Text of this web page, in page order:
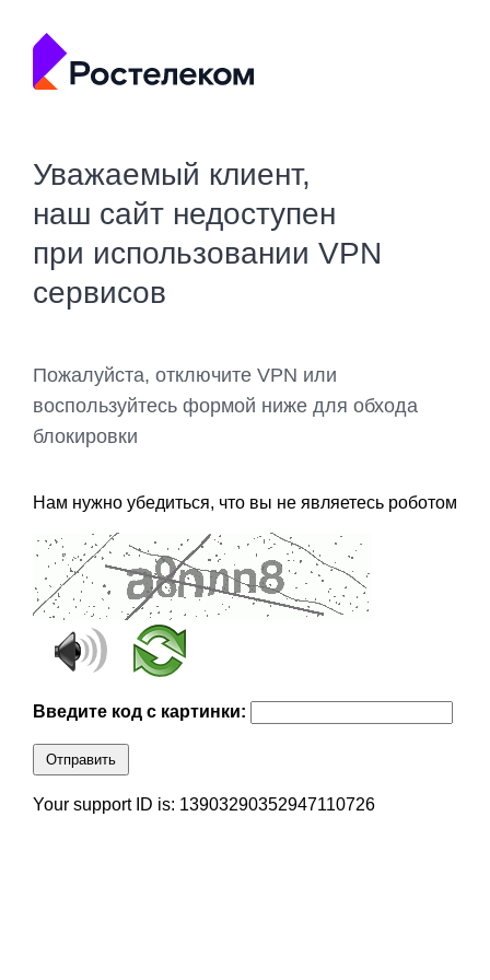
Уважаемый клиент,
наш сайт недоступен
при использовании VPN
сервисов
Пожалуйста, отключите VPN или
воспользуйтесь формой ниже для обхода
блокировки
Нам нужно убедиться, что вы не являетесь роботом
Введите код с картинки:
Отправить
Your support ID is: 13903290352947110726